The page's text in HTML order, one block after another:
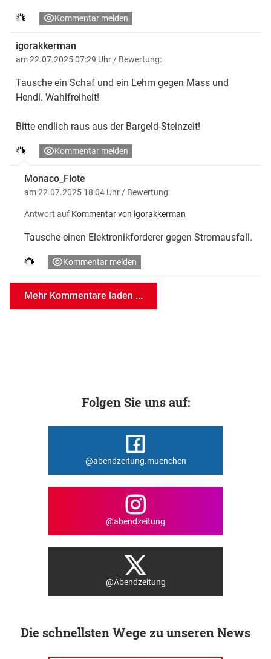
Kommentar melden
igorakkerman
am 22.07.2025 07:29 Uhr / Bewertung:
Tausche ein Schaf und ein Lehm gegen Mass und
Hendl. Wahlfreiheit!
Bitte endlich raus aus der Bargeld-Steinzeit!
Kommentar melden
Monaco_Flote
am 22.07.2025 18:04 Uhr / Bewertung:
Antwort auf Kommentar von igorakkerman
Tausche einen Elektronikforderer gegen Stromausfall.
Kommentar melden
Mehr Kommentare laden ...
Folgen Sie uns auf:
@abendzeitung.muenchen
@abendzeitung
@Abendzeitung
Die schnellsten Wege zu unseren News